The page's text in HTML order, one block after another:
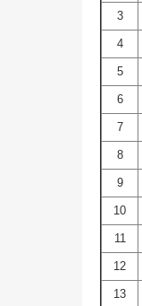
3
4
5
6
7
8
9
10
11
12
13